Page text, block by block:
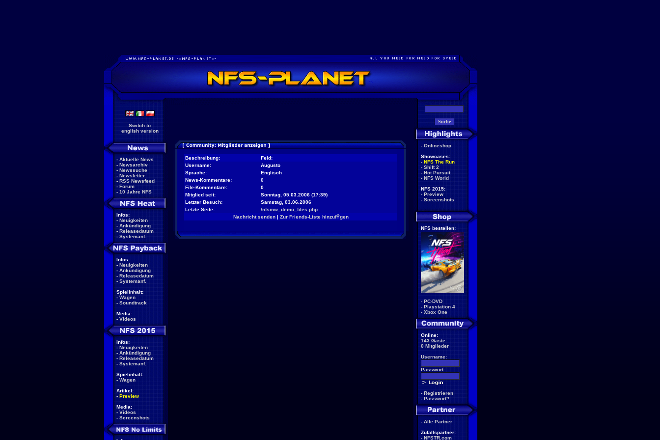
Switch to
english version
- Aktuelle News
- Newsarchiv
- Newssuche
- Newsletter
- RSS Newsfeed
- Forum
- 10 Jahre NFS
Infos:
- Neuigkeiten
- Ankündigung
- Releasedatum
- Systemanf.
Infos:
- Neuigkeiten
- Ankündigung
- Releasedatum
- Systemanf.
Spielinhalt:
- Wagen
- Soundtrack
Media:
- Videos
Infos:
- Neuigkeiten
- Ankündigung
- Releasedatum
- Systemanf.
Spielinhalt:
- Wagen
Artikel:
- Preview
Media:
- Videos
- Screenshots
Beschreibung:
Feld:
Username:
Augusto
Sprache:
Englisch
News-Kommentare:
0
File-Kommentare:
0
Mitglied seit:
Sonntag, 05.03.2006 (17:39)
Letzter Besuch:
Samstag, 03.06.2006
Letzte Seite:
/nfsmw_demo_files.php
Nachricht senden| Zur Friends-Liste hinzufŸgen
- Onlineshop
Showcases:
- NFS The Run
- Shift 2
- Hot Pursuit
- NFS World
NFS 2015:
- Preview
- Screenshots
NFS bestellen:
- PC-DVD
- Playstation 4
- Xbox One
Online:
143 Gäste
0 Mitglieder
Username:
Passwort:
- Registrieren
- Passwort?
- Alle Partner
Zufallspartner:
- NFSTR.com